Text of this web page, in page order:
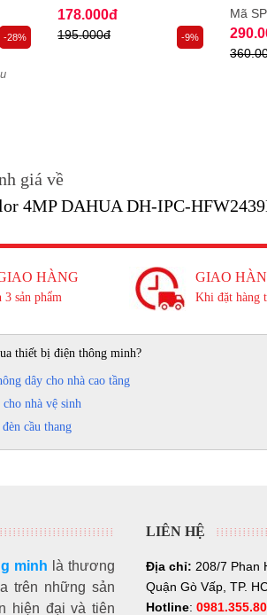
-28%
178.000đ
195.000đ -9%
Mã
giá về
4MP DAHUA DH-IPC-
HÀNG
sản phẩm
GIAO
Khi đặt hàng
thiết bị điện thông minh?
dây cho nhà cao tầng
nhà vệ sinh
cầu thang
minh là thương
trên những sản
hiện đại và tiên
LIÊN HỆ
Địa chỉ: 208/7 Phan
Quận Gò Vấp, TP.
Hotline: